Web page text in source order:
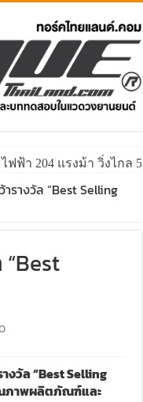
ไฟฟ้า 204 แรงม้า วิ่งไกล
รางวัล “Best Selling
งวัล “Best Selling
ภาพผลิตภัณฑ์และ